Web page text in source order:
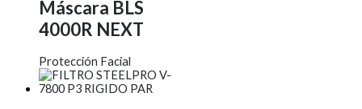
Máscara BLS
4000R NEXT
Protección Facial